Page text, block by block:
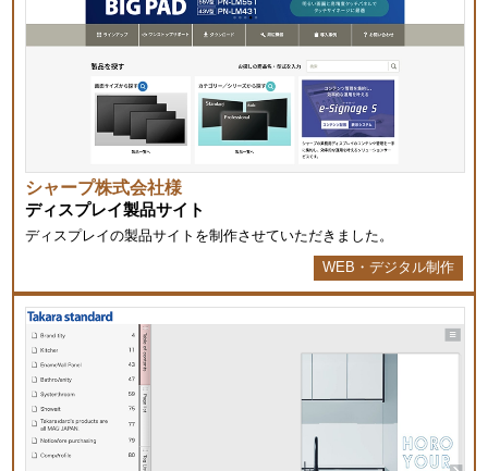
シャープ株式会社様
ディスプレイ製品サイト
ディスプレイの製品サイトを制作させていただきました。
WEB・デジタル制作